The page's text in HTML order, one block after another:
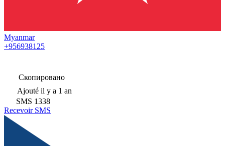
Myanmar
+956938125
Скопировано
Ajouté il y a 1 an
SMS 1338
Recevoir SMS